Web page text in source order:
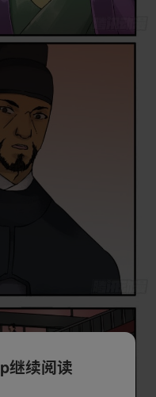
继续阅读